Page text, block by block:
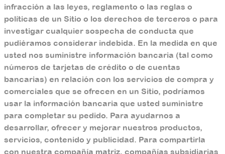
infracción a las leyes, reglamento o las reglas o
políticas de un Sitio o los derechos de terceros o para
investigar cualquier sospecha de conducta que
pudiéramos considerar indebida. En la medida en que
usted nos suministre información bancaria (tal como
números de tarjetas de crédito o de cuentas
bancarias) en relación con los servicios de compra y
comerciales que se ofrecen en un Sitio, podríamos
usar la información bancaria que usted suministre
para completar su pedido. Para ayudarnos a
desarrollar, ofrecer y mejorar nuestros productos,
servicios, contenido y publicidad. Para compartirla
con nuestra compañía matriz, compañías subsidiarias